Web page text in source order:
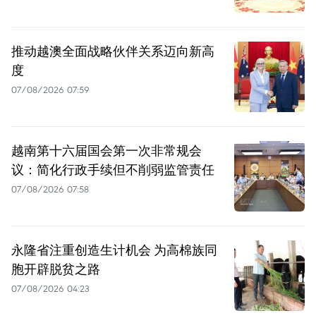
推动越澳全面战略伙伴关系迈向新高
度
07/08/2026 07:59
越南第十六届国会第一次非常规会
议：简化行政手续但不削弱监管责任
07/08/2026 07:58
永隆省注重创造生计机会 为高棉族同
胞开辟脱贫之路
07/08/2026 04:23